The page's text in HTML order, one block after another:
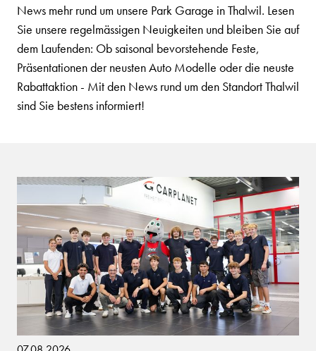
News mehr rund um unsere Park Garage in Thalwil. Lesen
Sie unsere regelmässigen Neuigkeiten und bleiben Sie auf
dem Laufenden: Ob saisonal bevorstehende Feste,
Präsentationen der neusten Auto Modelle oder die neuste
Rabattaktion - Mit den News rund um den Standort Thalwil
sind Sie bestens informiert!